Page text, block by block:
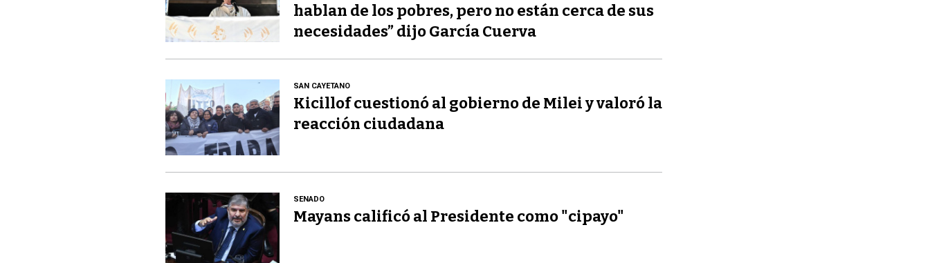
hablan de los pobres, pero no están cerca de sus
necesidades” dijo García Cuerva
SAN CAYETANO
Kicillof cuestionó al gobierno de Milei y valoró la
reacción ciudadana
SENADO
Mayans calificó al Presidente como "cipayo"